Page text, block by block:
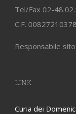
Tel/Fax 02-
C.F. 00827210378
Responsabile
LINK
Curia dei